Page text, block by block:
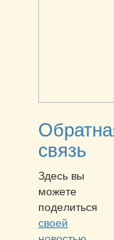
связь
Здесь вы
можете
поделиться
своей